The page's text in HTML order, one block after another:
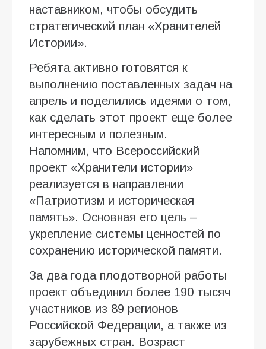
наставником, чтобы обсудить
стратегический план «Хранителей
Истории».
Ребята активно готовятся к
выполнению поставленных задач на
апрель и поделились идеями о том,
как сделать этот проект еще более
интересным и полезным.
Напомним, что Всероссийский
проект «Хранители истории»
реализуется в направлении
«Патриотизм и историческая
память». Основная его цель –
укрепление системы ценностей по
сохранению исторической памяти.
За два года плодотворной работы
проект объединил более 190 тысяч
участников из 89 регионов
Российской Федерации, а также из
зарубежных стран. Возраст